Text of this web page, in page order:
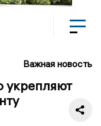
Важная новость